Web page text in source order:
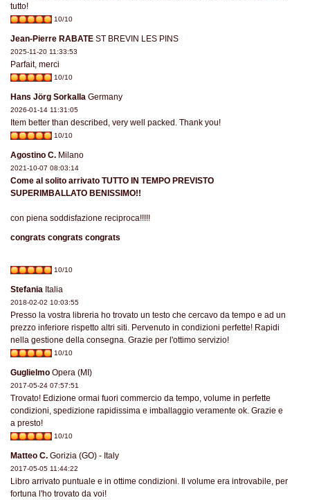
tutto!
10/10
Jean-Pierre RABATE ST BREVIN LES PINS
2025-11-20 11:33:53
Parfait, merci
10/10
Hans Jörg Sorkalla Germany
2026-01-14 11:31:05
Item better than described, very well packed. Thank you!
10/10
Agostino C. Milano
2021-10-07 08:03:14
Come al solito arrivato TUTTO IN TEMPO PREVISTO
SUPERIMBALLATO BENISSIMO!!
con piena soddisfazione reciproca!!!!!
congrats congrats congrats
10/10
Stefania Italia
2018-02-02 10:03:55
Presso la vostra libreria ho trovato un testo che cercavo da tempo e ad un
prezzo inferiore rispetto altri siti. Pervenuto in condizioni perfette! Rapidi
nella gestione della consegna. Grazie per l'ottimo servizio!
10/10
Guglielmo Opera (MI)
2017-05-24 07:57:51
Trovato! Edizione ormai fuori commercio da tempo, volume in perfette
condizioni, spedizione rapidissima e imballaggio veramente ok. Grazie e
a presto!
10/10
Matteo C. Gorizia (GO) - Italy
2017-05-05 11:44:22
Libro arrivato puntuale e in ottime condizioni. Il volume era introvabile, per
fortuna l'ho trovato da voi!